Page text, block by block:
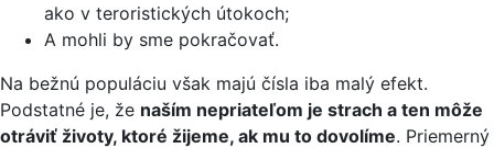
ako v teroristických útokoch;
A mohli by sme pokračovať.
Na bežnú populáciu však majú čísla iba malý efekt.
Podstatné je, že naším nepriateľom je strach a ten môže
otráviť životy, ktoré žijeme, ak mu to dovolíme. Priemerný